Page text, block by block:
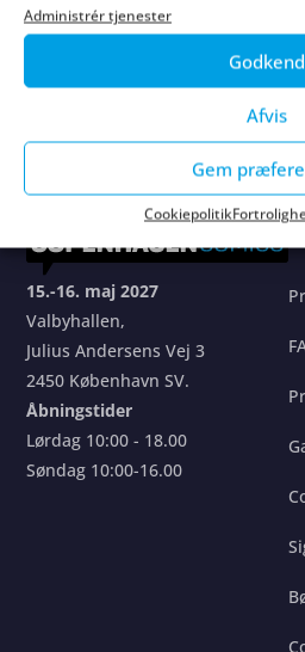
Administrér tjenester
Godkend
Afvis
Gem
Cookiepolitik
15.-16. maj 2027
Valbyhallen,
Julius Andersens Vej 3
2450 København SV.
Åbningstider
Lørdag 10:00 - 18.00
Søndag 10:00-16.00